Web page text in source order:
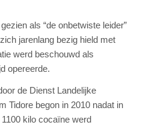
als “de onbetwiste leider”
jarenlang bezig hield met
werd beschouwd als
opereerde.
de Dienst Landelijke
Tidore begon in 2010 nadat in
kilo cocaïne werd